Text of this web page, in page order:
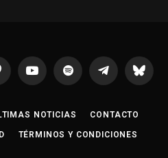
YouTubeSpotify Telegrama
NOTICIAS CONTACTO
TÉRMINOS Y CONDICIONES